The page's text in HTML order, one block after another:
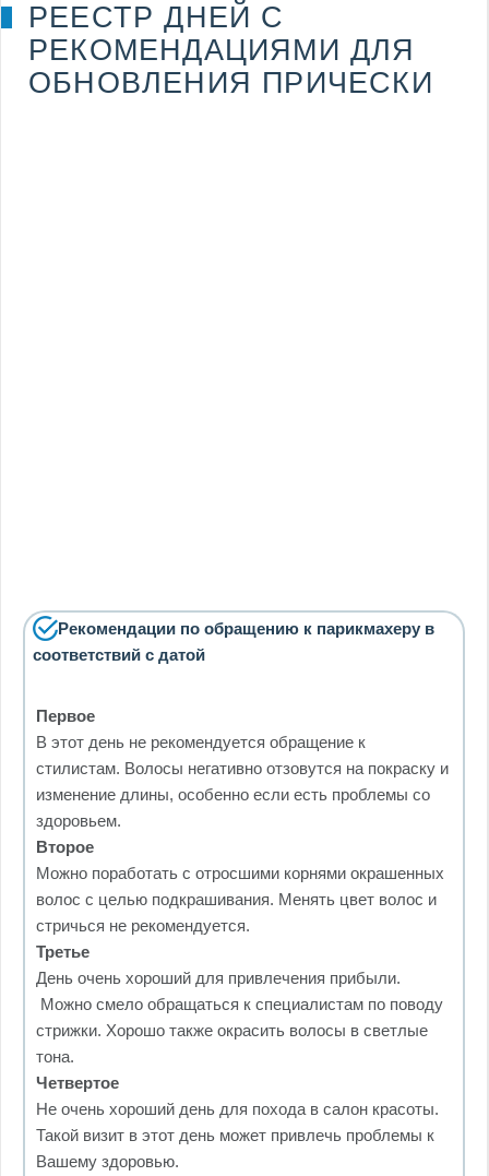
РЕЕСТР ДНЕЙ С
РЕКОМЕНДАЦИЯМИ ДЛЯ
ОБНОВЛЕНИЯ ПРИЧЕСКИ
Рекомендации по обращению к парикмахеру в
соответствий с датой
Первое
В этот день не рекомендуется обращение к
стилистам. Волосы негативно отзовутся на покраску и
изменение длины, особенно если есть проблемы со
здоровьем.
Второе
Можно поработать с отросшими корнями окрашенных
волос с целью подкрашивания. Менять цвет волос и
стричься не рекомендуется.
Третье
День очень хороший для привлечения прибыли.
Можно смело обращаться к специалистам по поводу
стрижки. Хорошо также окрасить волосы в светлые
тона.
Четвертое
Не очень хороший день для похода в салон красоты.
Такой визит в этот день может привлечь проблемы к
Вашему здоровью.